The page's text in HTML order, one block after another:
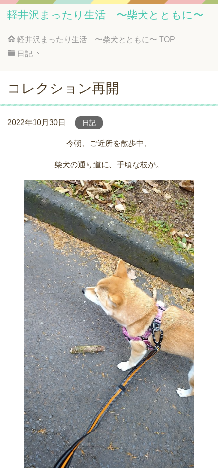
軽井沢まったり生活 〜柴犬とともに〜
軽井沢まったり生活 〜柴犬とともに〜 TOP
日記
コレクション再開
2022年10月30日 日記
今朝、ご近所を散歩中、
柴犬の通り道に、手頃な枝が。